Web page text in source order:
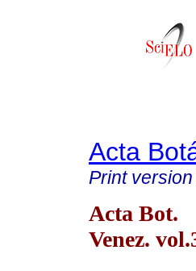
Acta
Print version
Acta Bot.
Venez.